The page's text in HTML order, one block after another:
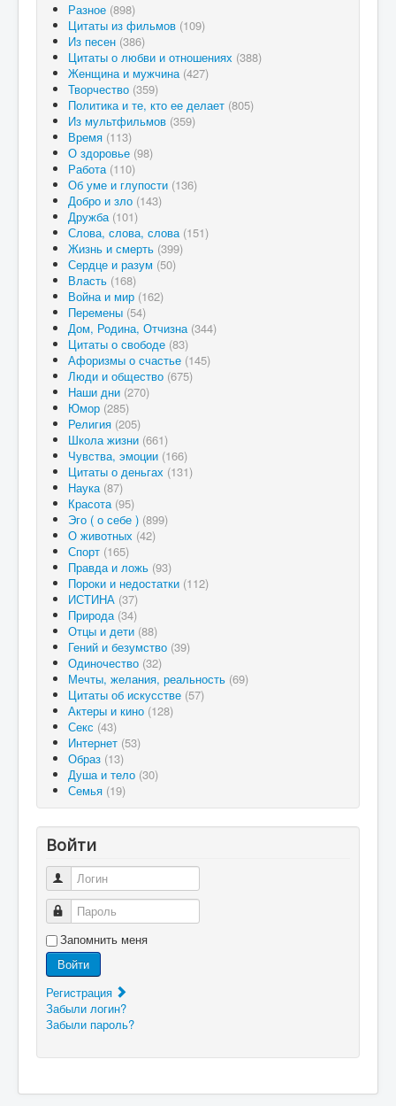
Разное (898)
Цитаты из фильмов (109)
Из песен (386)
Цитаты о любви и отношениях (388)
Женщина и мужчина (427)
Творчество (359)
Политика и те, кто ее делает (805)
Из мультфильмов (359)
Время (113)
О здоровье (98)
Работа (110)
Об уме и глупости (136)
Добро и зло (143)
Дружба (101)
Слова, слова, слова (151)
Жизнь и смерть (399)
Сердце и разум (50)
Власть (168)
Война и мир (162)
Перемены (54)
Дом, Родина, Отчизна (344)
Цитаты о свободе (83)
Афоризмы о счастье (145)
Люди и общество (675)
Наши дни (270)
Юмор (285)
Религия (205)
Школа жизни (661)
Чувства, эмоции (166)
Цитаты о деньгах (131)
Наука (87)
Красота (95)
Эго ( о себе ) (899)
О животных (42)
Спорт (165)
Правда и ложь (93)
Пороки и недостатки (112)
ИСТИНА (37)
Природа (34)
Отцы и дети (88)
Гений и безумство (39)
Одиночество (32)
Мечты, желания, реальность (69)
Цитаты об искусстве (57)
Актеры и кино (128)
Секс (43)
Интернет (53)
Образ (13)
Душа и тело (30)
Семья (19)
Войти
Логин
Пароль
Запомнить меня
Войти
Регистрация
Забыли логин?
Забыли пароль?